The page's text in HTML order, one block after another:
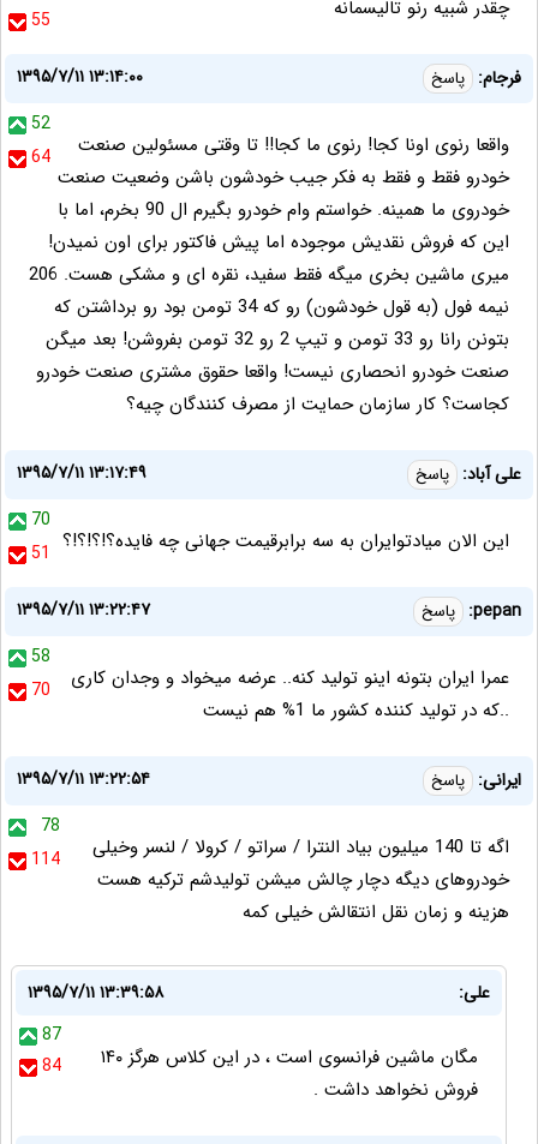
55
چقدر شبیه رنو تالیسمانه
فرجام: پاسخ
۱۳۹۵/۷/۱۱ ۱۳:۱۴:۰۰
52
64
واقعا رنوی اونا کجا! رنوی ما کجا!! تا وقتی مسئولین صنعت
خودرو فقط و فقط به فکر جیب خودشون باشن وضعیت صنعت
خودروی ما همینه. خواستم وام خودرو بگیرم ال 90 بخرم، اما با
این که فروش نقدیش موجوده اما پیش فاکتور برای اون نمیدن!
میری ماشین بخری میگه فقط سفید، نقره ای و مشکی هست. 206
نیمه فول (به قول خودشون) رو که 34 تومن بود رو برداشتن که
بتونن رانا رو 33 تومن و تیپ 2 رو 32 تومن بفروشن! بعد میگن
صنعت خودرو انحصاری نیست! واقعا حقوق مشتری صنعت خودرو
کجاست؟ کار سازمان حمایت از مصرف کنندگان چیه؟
على آباد: پاسخ
۱۳۹۵/۷/۱۱ ۱۳:۱۷:۴۹
70
51 اين الان ميادتوايران به سه برابرقيمت جهانى چه فايده؟!؟!؟!؟
pepan: پاسخ
۱۳۹۵/۷/۱۱ ۱۳:۲۲:۴۷
58
70
عمرا ایران بتونه اینو تولید کنه.. عرضه میخواد و وجدان کاری
..که در تولید کننده کشور ما 1% هم نیست
ایرانی: پاسخ
۱۳۹۵/۷/۱۱ ۱۳:۲۲:۵۴
78
114
اگه تا 140 میلیون بیاد النترا / سراتو / کرولا / لنسر وخیلی
خودروهای دیگه دچار چالش میشن تولیدشم ترکیه هست
هزینه و زمان نقل انتقالش خیلی کمه
علی:
۱۳۹۵/۷/۱۱ ۱۳:۳۹:۵۸
87
84
مگان ماشین فرانسوی است ، در این کلاس هرگز ۱۴۰
فروش نخواهد داشت .